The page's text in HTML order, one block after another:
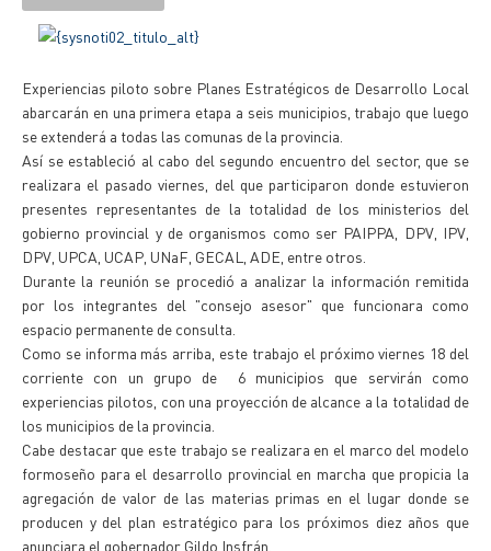
Experiencias piloto sobre Planes Estratégicos de Desarrollo Local
abarcarán en una primera etapa a seis municipios, trabajo que luego
se extenderá a todas las comunas de la provincia.
Así se estableció al cabo del segundo encuentro del sector, que se
realizara el pasado viernes, del que participaron donde estuvieron
presentes representantes de la totalidad de los ministerios del
gobierno provincial y de organismos como ser PAIPPA, DPV, IPV,
DPV, UPCA, UCAP, UNaF, GECAL, ADE, entre otros.
Durante la reunión se procedió a analizar la información remitida
por los integrantes del "consejo asesor" que funcionara como
espacio permanente de consulta.
Como se informa más arriba, este trabajo el próximo viernes 18 del
corriente con un grupo de 6 municipios que servirán como
experiencias pilotos, con una proyección de alcance a la totalidad de
los municipios de la provincia.
Cabe destacar que este trabajo se realizara en el marco del modelo
formoseño para el desarrollo provincial en marcha que propicia la
agregación de valor de las materias primas en el lugar donde se
producen y del plan estratégico para los próximos diez años que
anunciara el gobernador Gildo Insfrán.